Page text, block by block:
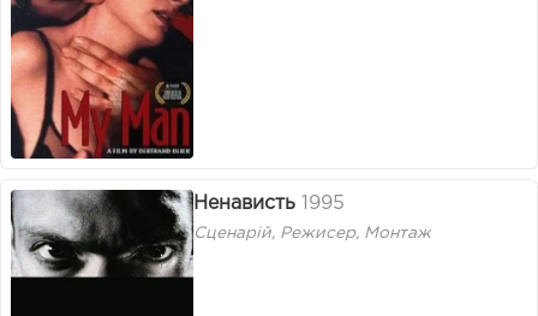
Ненависть 1995
Сценарій, Режисер, Монтаж